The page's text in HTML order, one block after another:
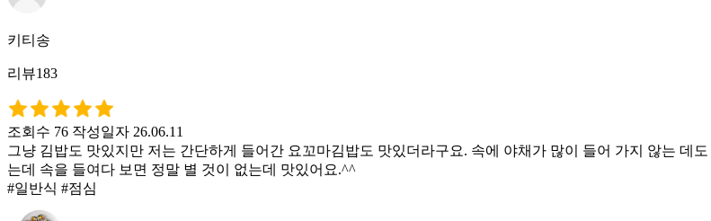
키티송
리뷰183
조회수 76 작성일자 26.06.11
그냥 김밥도 맛있지만 저는 간단하게 들어간 요꼬마김밥도 맛있더라구요. 속에 야채가 많이 들어 가지 않는 데
는데 속을 들여다 보면 정말 별 것이 없는데 맛있어요.^^
#일반식 #점심